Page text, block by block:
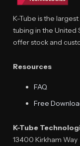
K-Tube is the
tubing in the United
offer stock and
Resources
FAQ
Free
K-Tube
13400 Kirkham Way